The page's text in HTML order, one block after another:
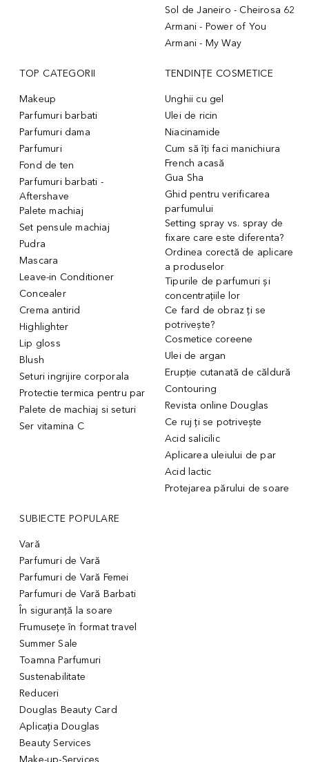
Sol de Janeiro - Cheirosa 62
Armani - Power of You
Armani - My Way
TOP CATEGORII
Makeup
Parfumuri barbati
Parfumuri dama
Parfumuri
Fond de ten
Parfumuri barbati -
Aftershave
Palete machiaj
Set pensule machiaj
Pudra
Mascara
Leave-in Conditioner
Concealer
Crema antirid
Highlighter
Lip gloss
Blush
Seturi ingrijire corporala
Protectie termica pentru par
Palete de machiaj si seturi
Ser vitamina C
TENDINȚE COSMETICE
Unghii cu gel
Ulei de ricin
Niacinamide
Cum să îți faci manichiura
French acasă
Gua Sha
Ghid pentru verificarea
parfumului
Setting spray vs. spray de
fixare care este diferenta?
Ordinea corectă de aplicare
a produselor
Tipurile de parfumuri și
concentrațiile lor
Ce fard de obraz ți se
potrivește?
Cosmetice coreene
Ulei de argan
Erupție cutanată de căldură
Contouring
Revista online Douglas
Ce ruj ți se potrivește
Acid salicilic
Aplicarea uleiului de par
Acid lactic
Protejarea părului de soare
SUBIECTE POPULARE
Vară
Parfumuri de Vară
Parfumuri de Vară Femei
Parfumuri de Vară Barbati
În siguranță la soare
Frumusețe în format travel
Summer Sale
Toamna Parfumuri
Sustenabilitate
Reduceri
Douglas Beauty Card
Aplicația Douglas
Beauty Services
Make-up-Services